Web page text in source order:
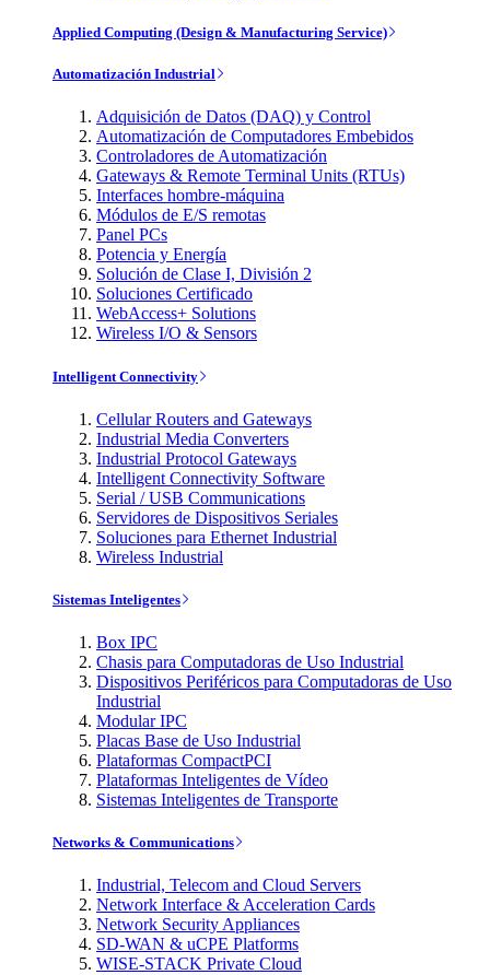
Applied Computing (Design & Manufacturing Service)
Automatización Industrial
Adquisición de Datos (DAQ) y Control
Automatización de Computadores Embebidos
Controladores de Automatización
Gateways & Remote Terminal Units (RTUs)
Interfaces hombre-máquina
Módulos de E/S remotas
Panel PCs
Potencia y Energía
Solución de Clase I, División 2
Soluciones Certificado
WebAccess+ Solutions
Wireless I/O & Sensors
Intelligent Connectivity
Cellular Routers and Gateways
Industrial Media Converters
Industrial Protocol Gateways
Intelligent Connectivity Software
Serial / USB Communications
Servidores de Dispositivos Seriales
Soluciones para Ethernet Industrial
Wireless Industrial
Sistemas Inteligentes
Box IPC
Chasis para Computadoras de Uso Industrial
Dispositivos Periféricos para Computadoras de Uso
Industrial
Modular IPC
Placas Base de Uso Industrial
Plataformas CompactPCI
Plataformas Inteligentes de Vídeo
Sistemas Inteligentes de Transporte
Networks & Communications
Industrial, Telecom and Cloud Servers
Network Interface & Acceleration Cards
Network Security Appliances
SD-WAN & uCPE Platforms
WISE-STACK Private Cloud